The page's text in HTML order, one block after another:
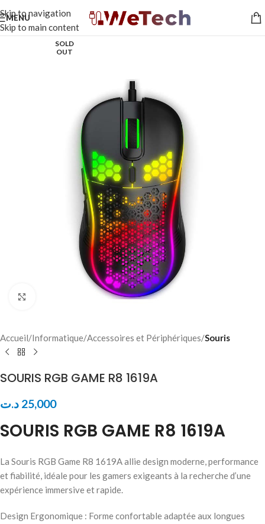
Skip to navigation
Skip to main content
MENU
SOLD
OUT
Accueil Informatique Accessoires et Périphériques Souris
SOURIS RGB GAME R8 1619A
25,000 د.ت
SOURIS RGB GAME R8 1619A
La Souris RGB Game R8 1619A allie design moderne, performance
et fiabilité, idéale pour les gamers exigeants à la recherche d’une
expérience immersive et rapide.
Design Ergonomique : Forme confortable adaptée aux longues